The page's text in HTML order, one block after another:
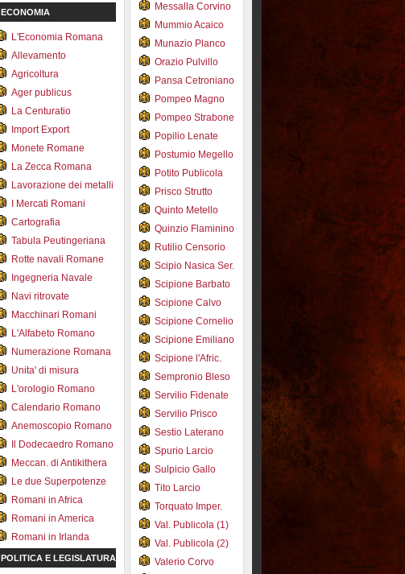
ECONOMIA
L'Economia Romana
Allevamento
Agricoltura
Ager publicus
La Centuratio
Import Export
Monete Romane
La Zecca Romana
Lavorazione dei metalli
I Mercati Romani
Cartografia
Tabula Peutingeriana
Rotte navali Romane
Ingegneria Navale
Navi ritrovate
Macchinari Romani
L'Alfabeto Romano
Numerazione Romana
Unita' di misura
L'orologio Romano
Calendario Romano
Anemoscopio Romano
Il Dodecaedro Romano
Meccan. di Antikithera
Le due Superpotenze
Romani in Africa
Romani in America
Romani in Irlanda
POLITICA E LEGISLATURA
Messalla Corvino
Mummio Acaico
Munazio Planco
Orazio Pulvillo
Pansa Cetroniano
Pompeo Magno
Pompeo Strabone
Popilio Lenate
Postumio Megello
Potito Publicola
Prisco Strutto
Quinto Metello
Quinzio Flaminino
Rutilio Censorio
Scipio Nasica Ser.
Scipione Barbato
Scipione Calvo
Scipione Cornelio
Scipione Emiliano
Scipione l'Afric.
Sempronio Bleso
Servilio Fidenate
Servilio Prisco
Sestio Laterano
Spurio Larcio
Sulpicio Gallo
Tito Larcio
Torquato Imper.
Val. Publicola (1)
Val. Publicola (2)
Valerio Corvo